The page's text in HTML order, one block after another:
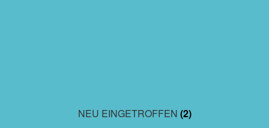
NEU EINGETROFFEN (2)